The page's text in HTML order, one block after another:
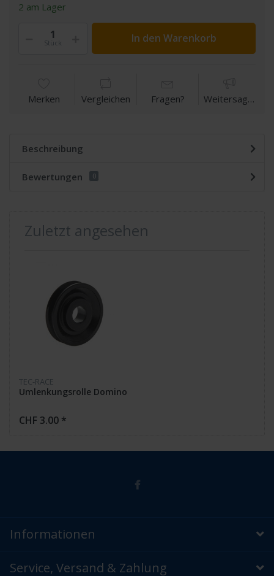
2 am Lager
Stück In den Warenkorb
Merken Vergleichen Fragen? Weitersagen
Beschreibung
Bewertungen 0
Zuletzt angesehen
TEC-RACE
Umlenkungsrolle Domino
CHF 3.00 *
Informationen
Service, Versand & Zahlung